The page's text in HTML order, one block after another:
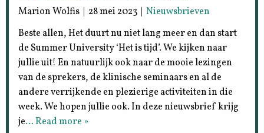
Marion Wolfis | 28 mei 2023 |Nieuwsbrieven
Beste allen, Het duurt nu niet lang meer en dan start
de Summer University ‘Het is tijd’. We kijken naar
jullie uit! En natuurlijk ook naar de mooie lezingen
van de sprekers, de klinische seminaars en al de
andere verrijkende en plezierige activiteiten in die
week. We hopen jullie ook. In deze nieuwsbrief krijg
je… Read more »